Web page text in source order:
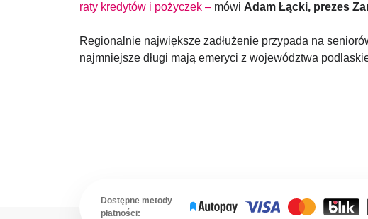
raty kredytów i pożyczek – mówi Adam Łącki, prezes
Regionalnie największe zadłużenie przypada na
najmniejsze długi mają emeryci z województwa
Dostępne metody
płatności: